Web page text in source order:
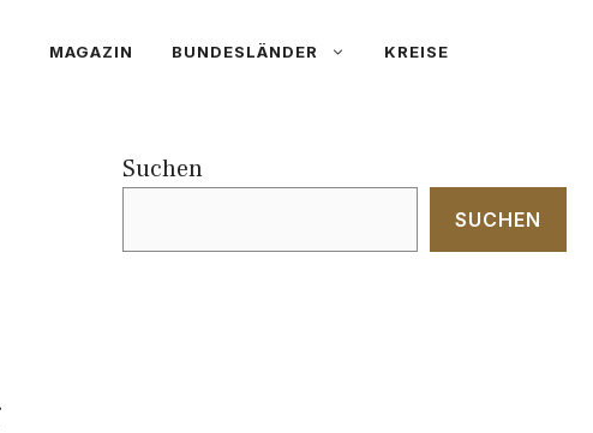
MAGAZIN BUNDESLÄNDER KREISE
Suchen
SUCHEN